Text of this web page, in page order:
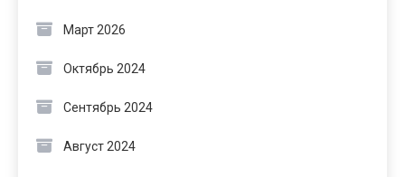
Март 2026
Октябрь 2024
Сентябрь 2024
Август 2024